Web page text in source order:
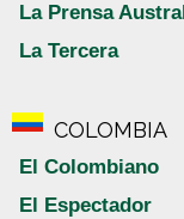
La Prensa Austral
La Tercera
COLOMBIA
El Colombiano
El Espectador